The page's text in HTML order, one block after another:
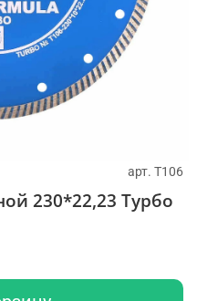
арт. T106
230*22,23 Турбо